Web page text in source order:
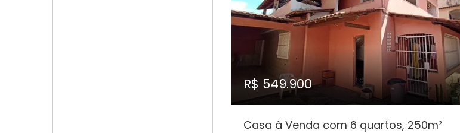
R$ 549.900
Casa à Venda com 6 quartos, 250m²